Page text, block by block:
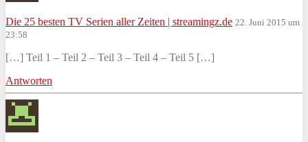
Die 25 besten TV Serien aller Zeiten | streamingz.de 22. Juni 2015 um
23:58
[…] Teil 1 – Teil 2 – Teil 3 – Teil 4 – Teil 5 […]
Antworten